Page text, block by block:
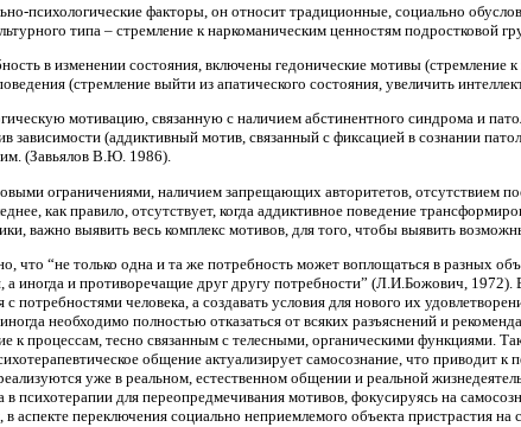
психологические факторы, он относит традиционные, социально
типа – стремление к наркоманическим ценностям подростковой
в изменении состояния, включены гедонические мотивы (стремление
(стремление выйти из апатического состояния, увеличить
мотивацию, связанную с наличием абстинентного синдрома и
зависимости (аддиктивный мотив, связанный с фиксацией в сознании
(Завьялов В.Ю. 1986).
ограничениями, наличием запрещающих авторитетов, отсутствием
как правило, отсутствует, когда аддиктивное поведение
важно выявить весь комплекс мотивов, для того, чтобы выявить
что “не только одна и та же потребность может воплощаться в разных
иногда и противоречащие друг другу потребности” (Л.И.Божович,
потребностями человека, а создавать условия для нового их
необходимо полностью отказаться от всяких разъяснений и
к процессам, тесно связанным с телесными, органическими функциями.
общение актуализирует самосознание, что приводит
уже в реальном, естественном общении и реальной
в психотерапии для переопредмечивания мотивов, фокусируясь на
аспекте переключения социально неприемлемого объекта пристрастия